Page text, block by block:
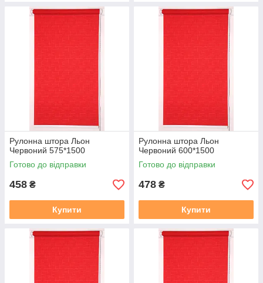
Рулонна штора Льон
Червоний 575*1500
Готово до відправки
458 ₴
Купити
Рулонна штора Льон
Червоний 600*1500
Готово до відправки
478 ₴
Купити